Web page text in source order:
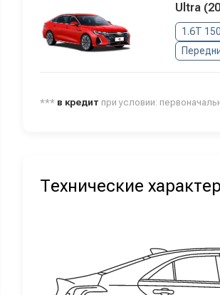
Ultra
1.6T
*** в кредит при условии:
Технические